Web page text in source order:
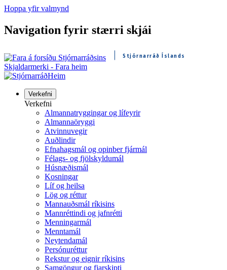
Hoppa yfir valmynd
Navigation fyrir stærri skjái
Stjórnarráð Íslands
Skjaldarmerki - Fara heim
Heim
Verkefni
Verkefni
Almannatryggingar og lífeyrir
Almannaöryggi
Atvinnuvegir
Auðlindir
Efnahagsmál og opinber fjármál
Félags- og fjölskyldumál
Húsnæðismál
Kosningar
Líf og heilsa
Lög og réttur
Mannauðsmál ríkisins
Mannréttindi og jafnrétti
Menningarmál
Menntamál
Neytendamál
Persónuréttur
Rekstur og eignir ríkisins
Samgöngur og fjarskipti